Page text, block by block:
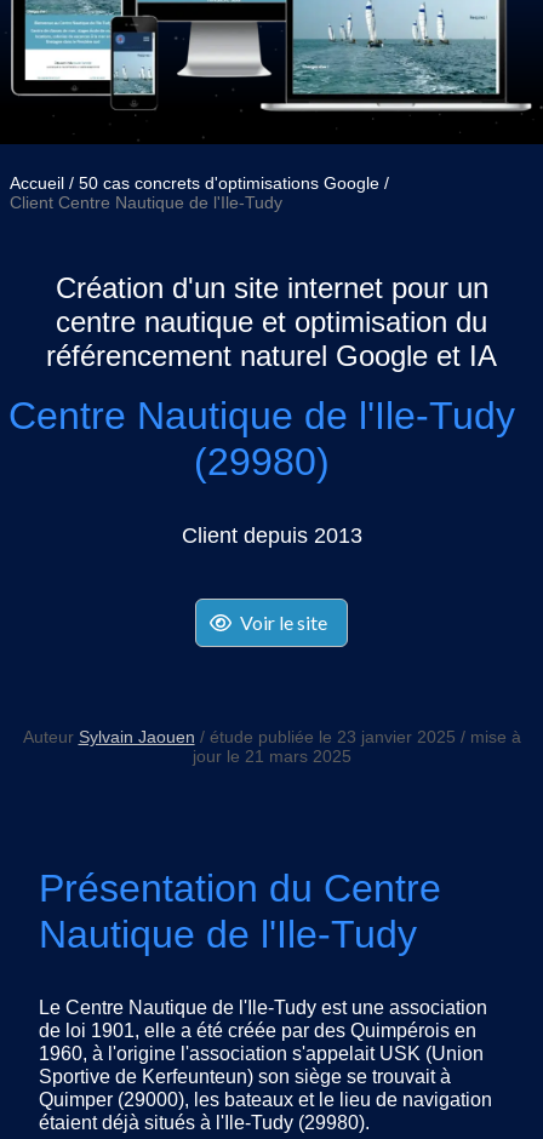
Accueil
50 cas concrets d'optimisations Google
Client Centre Nautique de l'Ile-Tudy
Création d'un site internet pour un
centre nautique et optimisation du
référencement naturel Google et IA
Centre Nautique de l'Ile-Tudy
(29980)
Client depuis 2013
Voir le site
Auteur Sylvain Jaouen / étude publiée le 23 janvier 2025 / mise à
jour le 21 mars 2025
Présentation du Centre
Nautique de l'Ile-Tudy
Le Centre Nautique de l'Ile-Tudy est une association
de loi 1901, elle a été créée par des Quimpérois en
1960, à l'origine l'association s'appelait USK (Union
Sportive de Kerfeunteun) son siège se trouvait à
Quimper (29000), les bateaux et le lieu de navigation
étaient déjà situés à l'Ile-Tudy (29980).